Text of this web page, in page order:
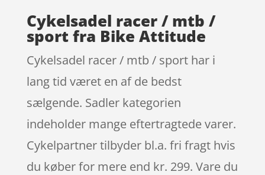
Cykelsadel racer / mtb /
sport fra Bike Attitude
Cykelsadel racer / mtb / sport har i
lang tid været en af de bedst
sælgende. Sadler kategorien
indeholder mange eftertragtede varer.
Cykelpartner tilbyder bl.a. fri fragt hvis
du køber for mere end kr. 299. Vare du